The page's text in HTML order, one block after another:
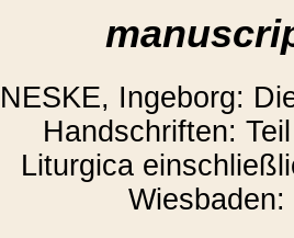
NESKE, Ingeborg:
Handschriften:
Liturgica